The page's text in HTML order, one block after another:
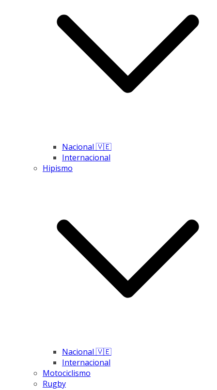
Nacional 🇻🇪
Internacional
Hipismo
Nacional 🇻🇪
Internacional
Motociclismo
Rugby